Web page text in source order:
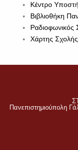
Κέντρο
Βιβλιοθήκη
Ραδιοφωνικός
Χάρτης
Πανεπιστημιούπολη